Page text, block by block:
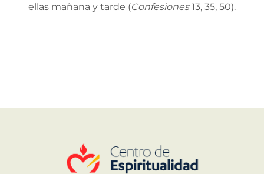
ellas mañana y tarde (Confesiones13, 35, 50).